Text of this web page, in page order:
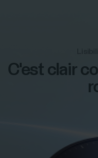
C'est clair